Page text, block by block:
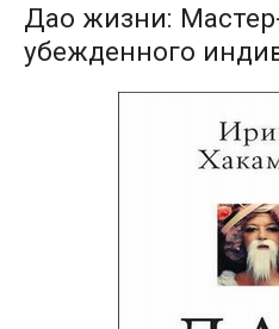
Дао жизни:
убежденного